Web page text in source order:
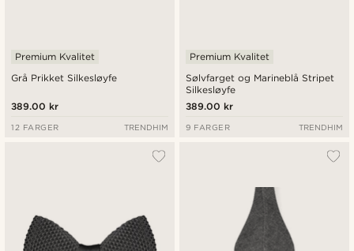
Grå Prikket Silkesløyfe
Premium Kvalitet
389.00 kr
12 FARGER TRENDHIM
Sølvfarget og Marineblå Stripet
Silkesløyfe
Premium Kvalitet
389.00 kr
9 FARGER TRENDHIM